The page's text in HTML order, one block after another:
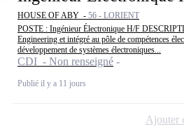
HOUSE OF ABY - 56 - LORIENT
POSTE : Ingénieur Électronique H/F
Engineering et intégré au pôle de compétences
développement de systèmes électroniques...
CDI - Non renseigné
Publié il y a 11 jours
Ajouter